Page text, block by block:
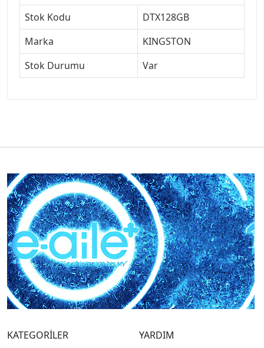
Stok Kodu
DTX128GB
Marka
KINGSTON
Stok Durumu
Var
KATEGORİLER YARDIM